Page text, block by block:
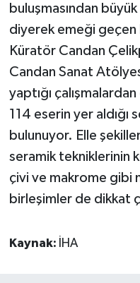
buluşmasından
diyerek emeği
Küratör Candan
Candan Sanat
yaptığı
114 eserin yer
bulunuyor. Elle
seramik tekniklerinin
çivi ve makrome gibi
birleşimler de dikkat
Kaynak: İHA